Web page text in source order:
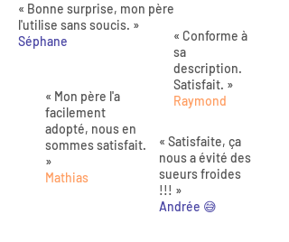
« Bonne surprise, mon père
l'utilise sans soucis. »
Séphane
« Mon père l'a
facilement
adopté, nous en
sommes satisfait.
»
Mathias
« Conforme à
sa
description.
Satisfait. »
Raymond
« Satisfaite, ça
nous a évité des
sueurs froides
!!! »
Andrée 😅